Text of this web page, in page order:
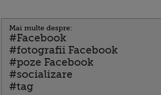
Mai multe despre:
#Facebook
#fotografii Facebook
#poze Facebook
#socializare
#tag